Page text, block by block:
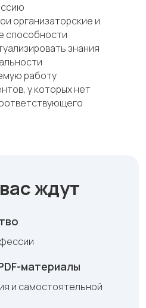
организаторские и
способности
знания
работу
у которых нет
ждут
материалы
и самостоятельной